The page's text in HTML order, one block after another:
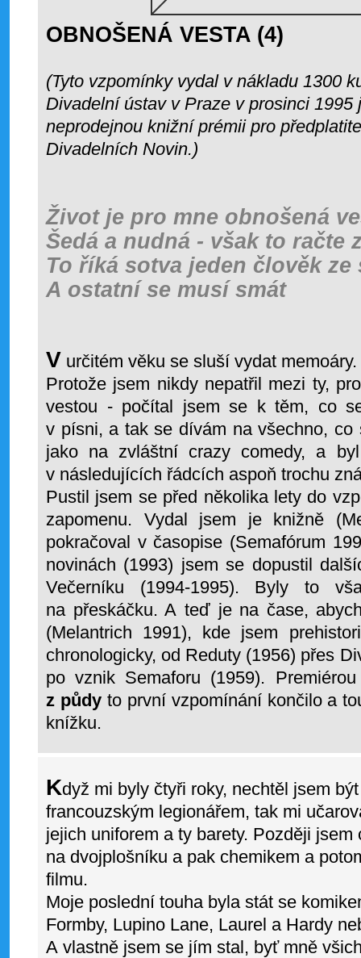
OBNOŠENÁ VESTA (4)
(Tyto vzpomínky vydal v nákladu 1300
Divadelní ústav v Praze v prosinci 1995
neprodejnou knižní prémii pro
Divadelních Novin.)
Život je pro mne obnošená
Šedá a nudná - však to račte
To říká sotva jeden člověk ze
A ostatní se musí smát
V určitém věku se sluší vydat memoáry.
Protože jsem nikdy nepatřil mezi ty,
vestou - počítal jsem se k těm, co
v písni, a tak se dívám na všechno, co
jako na zvláštní crazy comedy, a
v následujících řádcích aspoň trochu
Pustil jsem se před několika lety do
zapomenu. Vydal jsem je knižně
pokračoval v časopise (Semafórum
novinách (1993) jsem se dopustil
Večerníku (1994-1995). Byly to
na přeskáčku. A teď je na čase,
(Melantrich 1991), kde jsem
chronologicky, od Reduty (1956) přes
po vznik Semaforu (1959).
z půdy to první vzpomínání končilo a
knížku.
Když mi byly čtyři roky, nechtěl jsem
francouzským legionářem, tak mi
jejich uniforem a ty barety. Později jsem
na dvojplošníku a pak chemikem a
filmu.
Moje poslední touha byla stát se
Formby, Lupino Lane, Laurel a Hardy
A vlastně jsem se jím stal, byť mně